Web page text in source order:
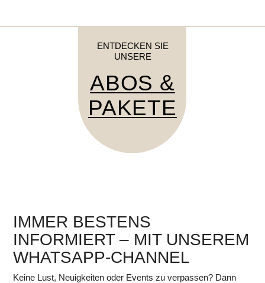
ENTDECKEN SIE
UNSERE
ABOS &
PAKETE
IMMER BESTENS
INFORMIERT – MIT UNSEREM
WHATSAPP-CHANNEL
Keine Lust, Neuigkeiten oder Events zu verpassen? Dann